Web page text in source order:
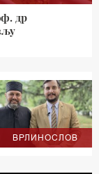
др
ВРЛИНОСЛОВ